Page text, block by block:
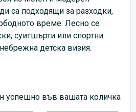
са подходящи за разходки,
време. Лесно се
суитшърти или спортни
детска визия.
успешно във вашата количка